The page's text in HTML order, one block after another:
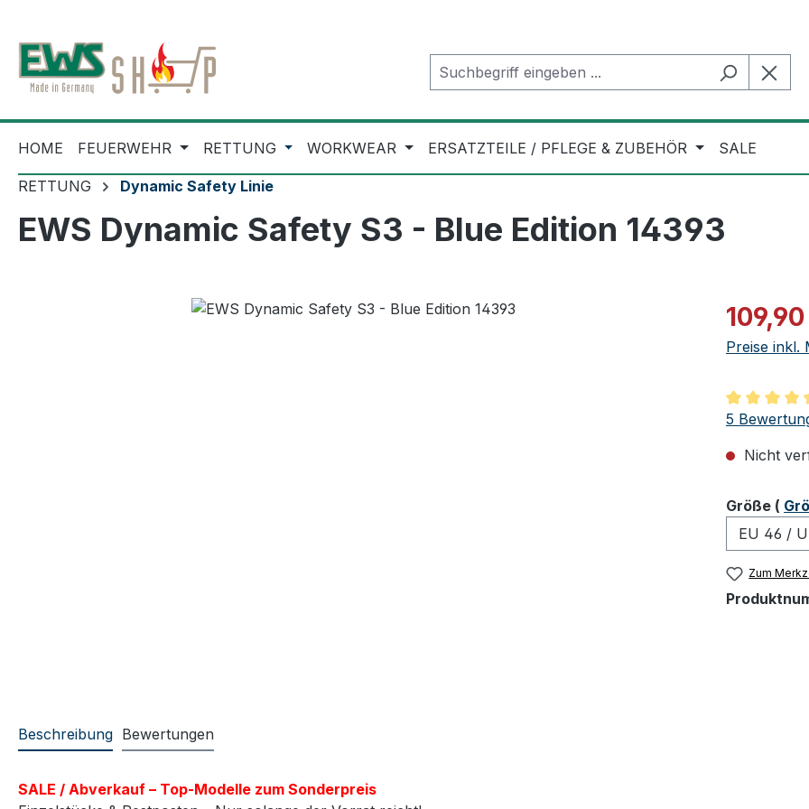
HOME FEUERWEHR RETTUNG WORKWEAR ERSATZTEILE / PFLEGE & ZUBEHÖR SALE
RETTUNG Dynamic Safety Linie
EWS Dynamic Safety S3 - Blue Edition 14393
Preise inkl.
5
Nicht
Größe (
Zum
Beschreibung Bewertungen
SALE / Abverkauf – Top-Modelle zum Sonderpreis